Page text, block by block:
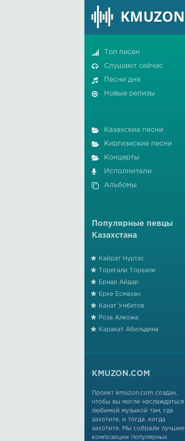
Топ песен
Слушают сейчас
Песни дня
Новые релизы
Казахские песни
Киргизиские песни
Концерты
Исполнители
Альбомы
Популярные певцы
Казахстана
Кайрат Нуртас
Торегали Тореали
Ернар Айдар
Ерке Есмахан
Канат Умбетов
Роза Алкожа
Каракат Абильдина
KMUZON.COM
Проект kmuzon.com создан,
чтобы вы могли наслаждаться
любимой музыкой там, где
захотите, и тогда, когда
захотите. Мы собрали лучшие
композиции популярных